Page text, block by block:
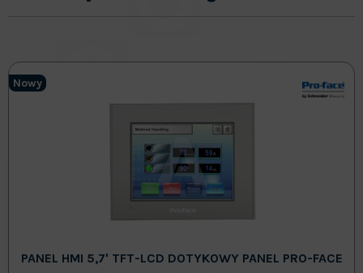
Nowy
PANEL HMI 5,7' TFT-LCD DOTYKOWY PANEL PRO-FACE